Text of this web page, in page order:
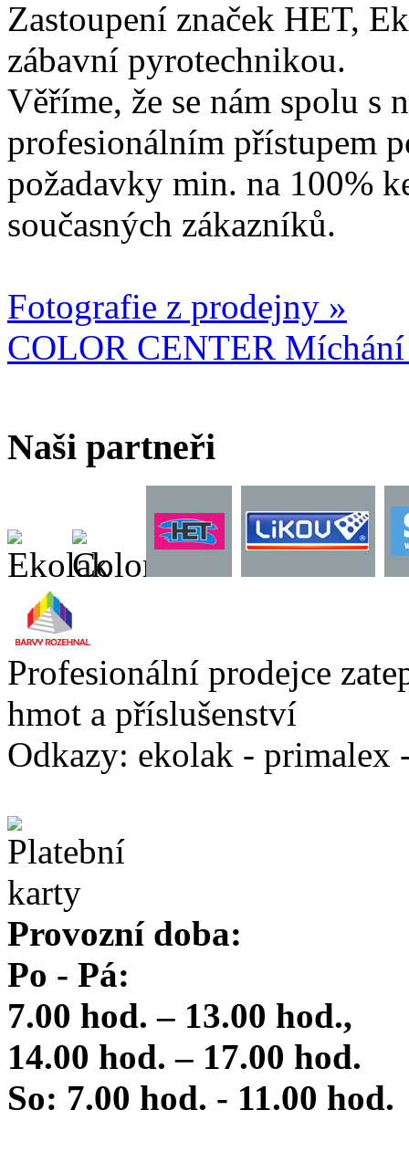
Zastoupení značek HET,
zábavní pyrotechnikou.
Věříme, že se nám spolu s
profesionálním přístupem
požadavky min. na 100%
současných zákazníků.
Fotografie z prodejny »
COLOR CENTER
Naši partneři
Profesionální prodejce
hmot a příslušenství
Odkazy: ekolak - primalex
Provozní doba:
Po - Pá:
7.00 hod. – 13.00 hod.,
14.00 hod. – 17.00 hod.
So: 7.00 hod. - 11.00 hod.